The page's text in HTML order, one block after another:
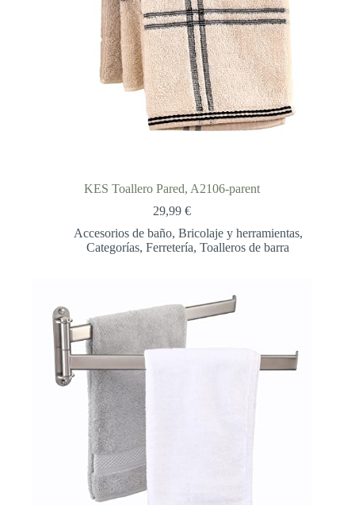
KES Toallero Pared, A2106-parent
29,99€
Accesorios de baño, Bricolaje y herramientas,
Categorías,Ferretería,Toalleros de barra